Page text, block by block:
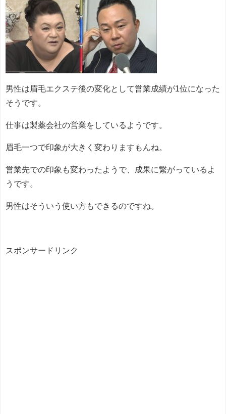
男性は眉毛エクステ後の変化として営業成績が1位になった
そうです。
仕事は製薬会社の営業をしているようです。
眉毛一つで印象が大きく変わりますもんね。
営業先での印象も変わったようで、成果に繋がっているよ
うです。
男性はそういう使い方もできるのですね。
スポンサードリンク